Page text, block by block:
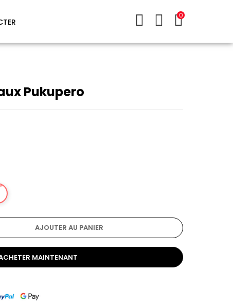
0
Pukupero
AJOUTER AU PANIER
MAINTENANT